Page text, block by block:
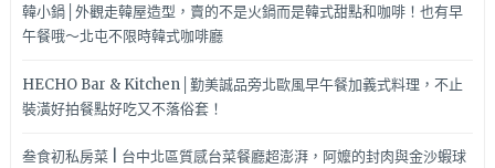
韓小鍋│外觀走韓屋造型，賣的不是火鍋而是韓式甜點和咖啡！也有早
午餐哦～北屯不限時韓式咖啡廳
HECHO Bar & Kitchen│勤美誠品旁北歐風早午餐加義式料理，不止
裝潢好拍餐點好吃又不落俗套！
叁食初私房菜 | 台中北區質感台菜餐廳超澎湃，阿嬤的封肉與金沙蝦球